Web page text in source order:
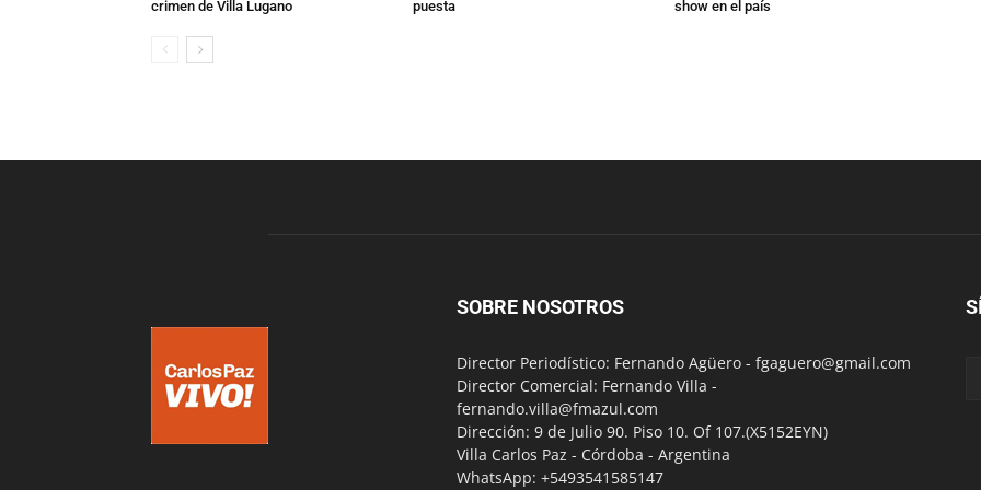
crimen de Villa Lugano
puesta
show en el país
SOBRE NOSOTROS
Director Periodístico: Fernando Agüero - fgaguero@gmail.com
Director Comercial: Fernando Villa -
fernando.villa@fmazul.com
Dirección: 9 de Julio 90. Piso 10. Of 107.(X5152EYN)
Villa Carlos Paz - Córdoba - Argentina
WhatsApp: +5493541585147